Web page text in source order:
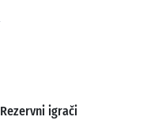
Rezervni igrači